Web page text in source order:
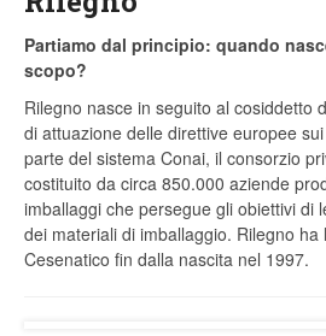
Partiamo dal principio: quando
scopo?
Rilegno nasce in seguito al cosiddetto
di attuazione delle direttive europee
parte del sistema Conai, il consorzio
costituito da circa 850.000 aziende
imballaggi che persegue gli obiettivi di
dei materiali di imballaggio. Rilegno
Cesenatico fin dalla nascita nel 1997.